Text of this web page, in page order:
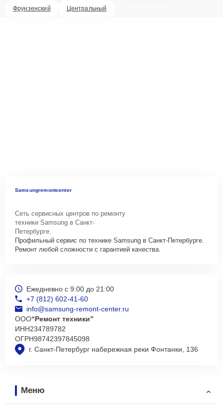
Фрунзенский Центральный
Samsungremontcenter
Сеть сервисных центров по ремонту
техники Samsung в Санкт-
Петербурге.
Профильный сервис по технике Samsung в Санкт-Петербурге.
Ремонт любой сложности с гарантией качества.
г. Санкт-Петербург набережная реки Фонтанки, 136
Ежедневно с 9:00 до 21:00
+7 (812) 602-41-60
info@samsung-remont-center.ru
ООО“Ремонт техники”
ИНН234789782
ОГРН98742397845098
Меню